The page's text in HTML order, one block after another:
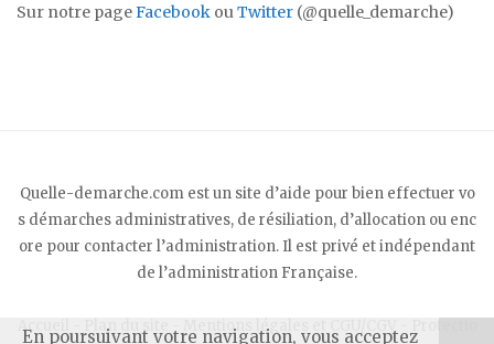
Sur notre pageFacebook ouTwitter (@quelle_demarche)
Quelle-demarche.com est un site d’aide pour bien effectuer vo
s démarches administratives, de résiliation, d’allocation ou enc
ore pour contacter l’administration. Il est privé et indépendant
de l’administration Française.
Accueil Plan du site Mentions légales et CGU/CGV
En poursuivant votre navigation, vous acceptez